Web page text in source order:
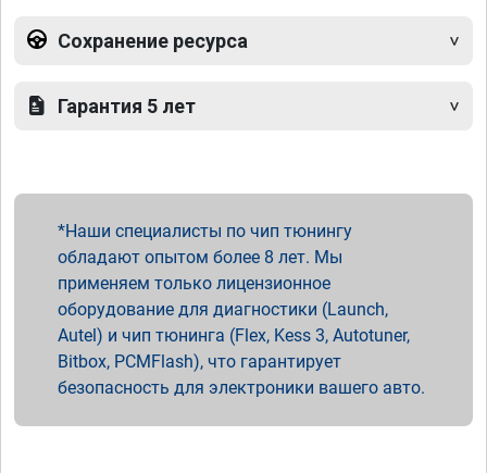
Сохранение ресурса
Гарантия 5 лет
Наши специалисты по чип тюнингу
обладают опытом более 8 лет. Мы
применяем только лицензионное
оборудование для диагностики (Launch,
Autel) и чип тюнинга (Flex, Kess 3, Autotuner,
Bitbox, PCMFlash), что гарантирует
безопасность для электроники вашего авто.